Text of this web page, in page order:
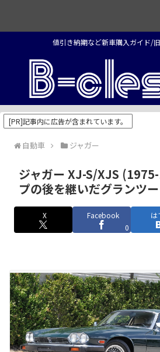
値引き納期など新車購入ガイド/
[PR]記事内に広告が含まれています。
自動車 ジャガー
ジャガー XJ-S/XJS
プの後を継いだグランツ
X
Facebook
0
は